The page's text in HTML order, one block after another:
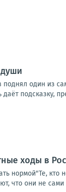
один из
подсказку,
ходы в
нормой"Те, кто
что они не сами